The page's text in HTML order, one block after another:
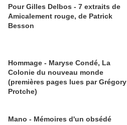
Pour Gilles Delbos - 7 extraits de
Amicalement rouge, de Patrick
Besson
Hommage - Maryse Condé, La
Colonie du nouveau monde
(premières pages lues par Grégory
Protche)
Mano - Mémoires d'un obsédé